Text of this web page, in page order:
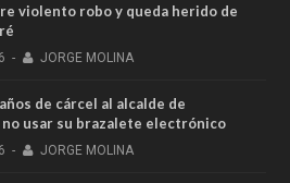
violento robo y queda herido de
- JORGE MOLINA
de cárcel al alcalde de
no usar su brazalete electrónico
- JORGE MOLINA